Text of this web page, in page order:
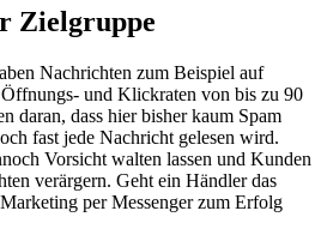
Zielgruppe
Nachrichten zum Beispiel auf
und Klickraten von bis zu 90
daran, dass hier bisher kaum Spam
fast jede Nachricht gelesen wird.
Vorsicht walten lassen und Kunden
verärgern. Geht ein Händler das
per Messenger zum Erfolg